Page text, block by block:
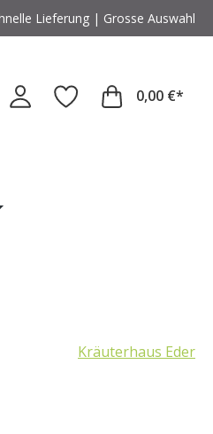
Lieferung | Grosse Auswahl
0,00 €*
Kräuterhaus Eder